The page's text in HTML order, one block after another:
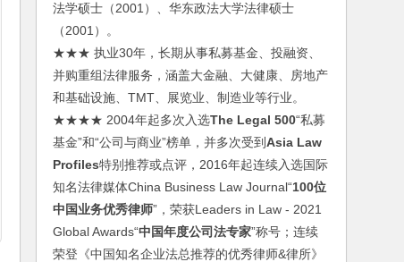
法学硕士（2001）、华东政法大学法律硕士
（2001）。
★★★ 执业30年，长期从事私募基金、投融资、
并购重组法律服务，涵盖大金融、大健康、房地产
和基础设施、TMT、展览业、制造业等行业。
★★★★ 2004年起多次入选The Legal 500“私募
基金”和“公司与商业”榜单，并多次受到Asia Law
Profiles特别推荐或点评，2016年起连续入选国际
知名法律媒体China Business Law Journal“100位
中国业务优秀律师”，荣获Leaders in Law - 2021
Global Awards“中国年度公司法专家”称号；连续
荣登《中国知名企业法总推荐的优秀律师&律所》